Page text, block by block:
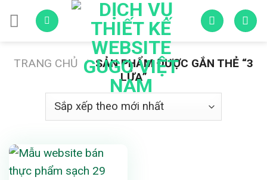
TRANG CHỦ / SẢN PHẨM ĐƯỢC GẮN THẺ “3
LỬA”